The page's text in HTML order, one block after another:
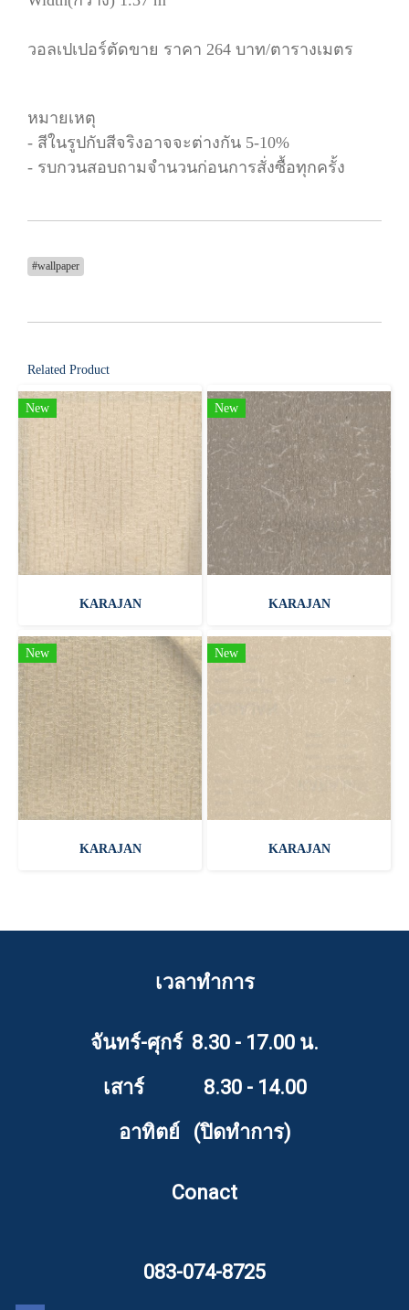
วอลเปเปอร์ตัดขาย ราคา 264 บาท/ตารางเมตร
หมายเหตุ
- สีในรูปกับสีจริงอาจจะต่างกัน 5-10%
- รบกวนสอบถามจำนวนก่อนการสั่งซื้อทุกครั้ง
#wallpaper
Related Product
New
KARAJAN
New
KARAJAN
New
KARAJAN
New
KARAJAN
เวลาทำการ
จันทร์-ศุกร์ 8.30 - 17.00 น.
เสาร์ 8.30 - 14.00
อาทิตย์ (ปิดทำการ)
Conact
083-074-8725